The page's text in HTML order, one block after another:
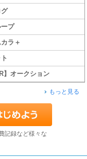
グ
プ
ラ＋
】オークション
もっと見る
記録など様々な